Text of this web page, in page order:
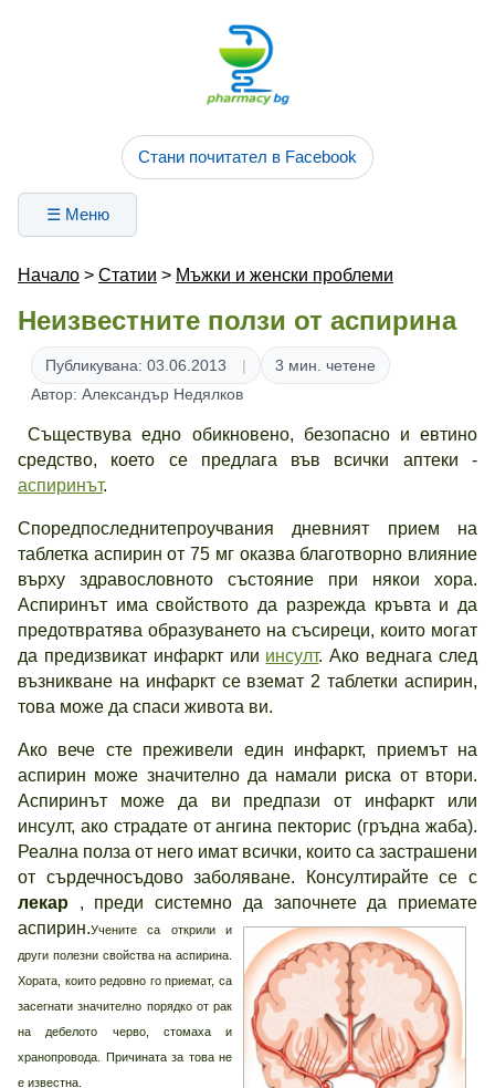
Стани почитател в Facebook
☰ Меню
Начало > Статии > Мъжки и женски проблеми
Неизвестните ползи от аспирина
Публикувана: 03.06.2013
3 мин. четене
Автор: Александър Недялков
Съществува едно обикновено, безопасно и евтино
средство, което се предлага във всички аптеки -
аспиринът.
Споредпоследнитепроучвания дневният прием на
таблетка аспирин от 75 мг оказва благотворно влияние
върху здравословното състояние при някои хора.
Аспиринът има свойството да разрежда кръвта и да
предотвратява образуването на съсиреци, които могат
да предизвикат инфаркт или инсулт. Ако веднага след
възникване на инфаркт се вземат 2 таблетки аспирин,
това може да спаси живота ви.
Ако вече сте преживели един инфаркт, приемът на
аспирин може значително да намали риска от втори.
Аспиринът може да ви предпази от инфаркт или
инсулт, ако страдате от ангина пекторис (гръдна жаба).
Реална полза от него имат всички, които са застрашени
от сърдечносъдово заболяване. Консултирайте се с
лекар , преди системно да започнете да приемате
аспирин.Учените са открили и
други полезни свойства на аспирина.
Хората, които редовно го приемат, са
засегнати значително порядко от рак
на дебелото черво, стомаха и
хранопровода. Причината за това не
е известна.